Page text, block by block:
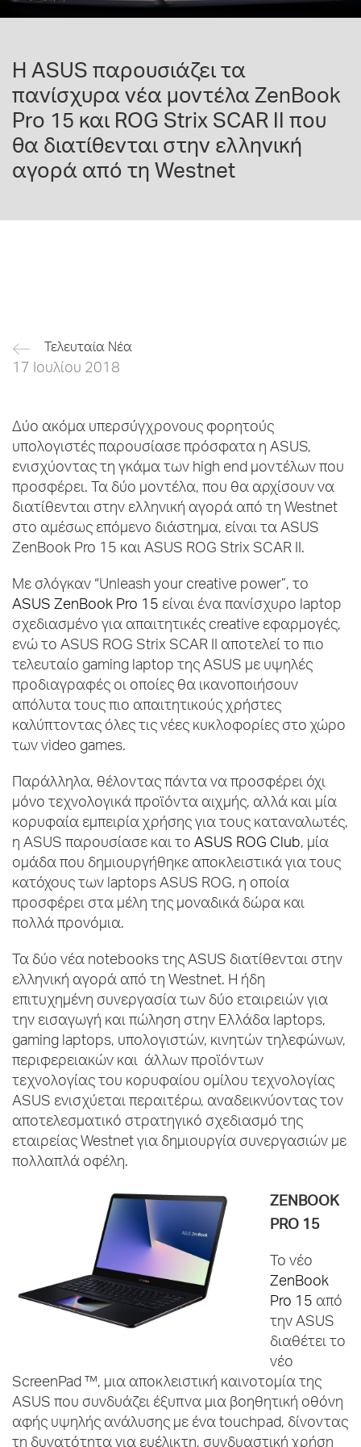
Η ASUS παρουσιάζει τα
πανίσχυρα νέα μοντέλα ZenBook
Pro 15 και ROG Strix SCAR II που
θα διατίθενται στην ελληνική
αγορά από τη Westnet
Τελευταία Νέα
17 Ιουλίου 2018
Δύο ακόμα υπερσύγχρονους φορητούς
υπολογιστές παρουσίασε πρόσφατα η ASUS,
ενισχύοντας τη γκάμα των high end μοντέλων που
προσφέρει. Τα δύο μοντέλα, που θα αρχίσουν να
διατίθενται στην ελληνική αγορά από τη Westnet
στο αμέσως επόμενο διάστημα, είναι τα ASUS
ZenBook Pro 15 και ASUS ROG Strix SCAR II.
Με σλόγκαν “Unleash your creative power”, τo
ASUS ZenBook Pro 15 είναι ένα πανίσχυρο laptop
σχεδιασμένο για απαιτητικές creative εφαρμογές,
ενώ το ASUS ROG Strix SCAR II αποτελεί το πιο
τελευταίο gaming laptop της ASUS με υψηλές
προδιαγραφές οι οποίες θα ικανοποιήσουν
απόλυτα τους πιο απαιτητικούς χρήστες
καλύπτοντας όλες τις νέες κυκλοφορίες στο χώρο
των video games.
Παράλληλα, θέλοντας πάντα να προσφέρει όχι
μόνο τεχνολογικά προϊόντα αιχμής, αλλά και μία
κορυφαία εμπειρία χρήσης για τους καταναλωτές,
η ASUS παρουσίασε και το ASUS ROG Club, μία
ομάδα που δημιουργήθηκε αποκλειστικά για τους
κατόχους των laptops ASUS ROG, η οποία
προσφέρει στα μέλη της μοναδικά δώρα και
πολλά προνόμια.
Τα δύο νέα notebooks της ASUS διατίθενται στην
ελληνική αγορά από τη Westnet. Η ήδη
επιτυχημένη συνεργασία των δύο εταιρειών για
την εισαγωγή και πώληση στην Ελλάδα laptops,
gaming laptops, υπολογιστών, κινητών τηλεφώνων,
περιφερειακών και άλλων προϊόντων
τεχνολογίας του κορυφαίου ομίλου τεχνολογίας
ASUS ενισχύεται περαιτέρω, αναδεικνύοντας τον
αποτελεσματικό στρατηγικό σχεδιασμό της
εταιρείας Westnet για δημιουργία συνεργασιών με
πολλαπλά οφέλη.
ZENBOOK
PRO 15
Το νέο
ZenBook
Pro 15 από
την ASUS
διαθέτει το
νέο
ScreenPad ™, μια αποκλειστική καινοτομία της
ASUS που συνδυάζει έξυπνα μια βοηθητική οθόνη
αφής υψηλής ανάλυσης με ένα touchpad, δίνοντας
τη δυνατότητα για ευέλικτη, συνδυαστική χρήση